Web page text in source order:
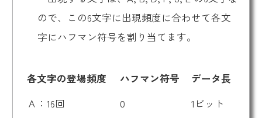
ので、この6文字に出現頻度に合わせて各文
字にハフマン符号を割り当てます。
各文字の登場頻度 ハフマン符号
データ長
Ａ：16回
0
1ビット